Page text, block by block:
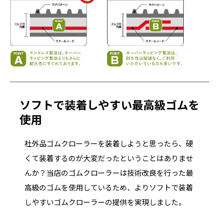
ソフトで装着しやすい最高級ゴムを
使用
社外品ゴムクローラーを装着しようと思ったら、硬
くて装着するのが大変だったということはありませ
んか？当店のゴムクローラーは技術改良を行った最
高級のゴムを使用しているため、よりソフトで装着
しやすいゴムクローラーの提供を実現しました。